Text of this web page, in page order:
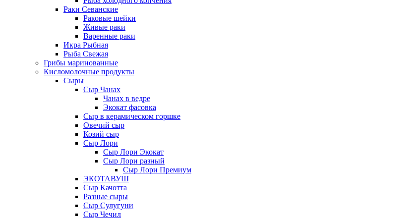
Раки Севанские
Раковые шейки
Живые раки
Варенные раки
Икра Рыбная
Рыба Свежая
Грибы маринованные
Кисломолочные продукты
Сыры
Сыр Чанах
Чанах в ведре
Экокат фасовка
Сыр в керамическом горшке
Овечий сыр
Козий сыр
Сыр Лори
Сыр Лори Экокат
Сыр Лори разный
Сыр Лори Премиум
ЭКОТАВУШ
Сыр Качотта
Разные сыры
Сыр Сулугуни
Сыр Чечил